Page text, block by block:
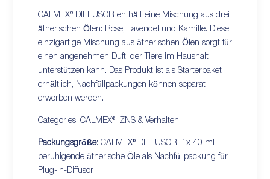
CALMEX® DIFFUSOR enthält eine Mischung aus drei
ätherischen Ölen: Rose, Lavendel und Kamille. Diese
einzigartige Mischung aus ätherischen Ölen sorgt für
einen angenehmen Duft, der Tiere im Haushalt
unterstützen kann. Das Produkt ist als Starterpaket
erhältlich, Nachfüllpackungen können separat
erworben werden.
Categories: CALMEX®, ZNS & Verhalten
Packungsgröße: CALMEX® DIFFUSOR: 1x 40 ml
beruhigende ätherische Öle als Nachfüllpackung für
Plug-in-Diffusor